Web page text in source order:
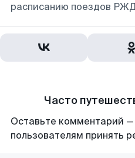
расписанию поездов
Часто
Оставьте комментарий
пользователям принять